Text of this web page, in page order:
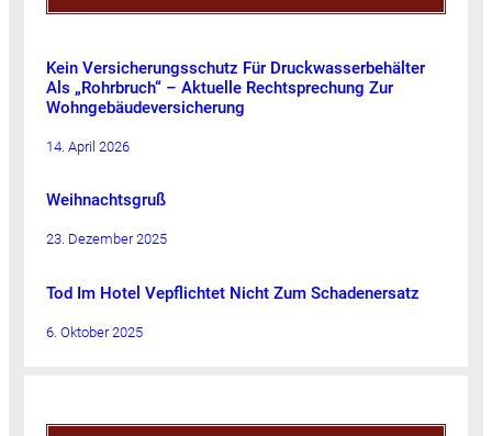
Kein Versicherungsschutz Für Druckwasserbehälter
Als „Rohrbruch“ – Aktuelle Rechtsprechung Zur
Wohngebäudeversicherung
14. April 2026
Weihnachtsgruß
23. Dezember 2025
Tod Im Hotel Vepflichtet Nicht Zum Schadenersatz
6. Oktober 2025